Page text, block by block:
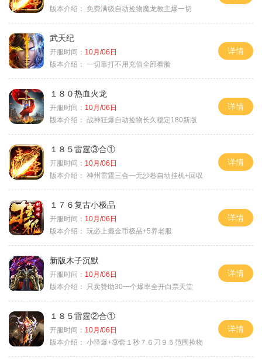
版本介绍： 免费满级自动捡物魔龙教主爆一切
武天纪
开服时间： 10月/06日
版本介绍： 一切靠打不用充值全部看脸
详情
１８０热血火龙
开服时间： 10月/06日
版本介绍： 战神狂爆自动捡物长久稳定180新版
详情
１８５雷霆③合①
开服时间： 10月/06日
版本介绍： 神州雷霆三合一无沙卷自动挂机+回収
详情
１７６复古小极品
开服时间： 10月/06日
版本介绍： 玩必上瘾金币极品+5养老服
详情
新版木子沉默
开服时间： 10月/06日
版本介绍：
只卖赞助30一个爆率全开白票天堂
详情
１８５雷霆②合①
开服时间： 10月/06日
版本介绍： 小怪爆+⑨套１秒７６刀９５范围捡物
详情